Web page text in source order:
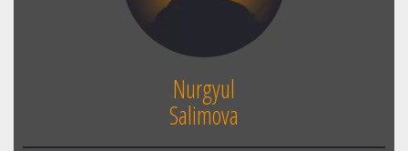
Nurgyul
Salimova